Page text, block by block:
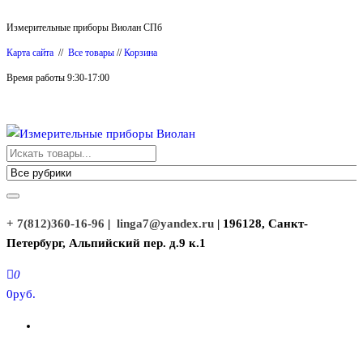
к
содержимому
Измерительные приборы Виолан СПб
Карта сайта // Все товары //Корзина
Время работы 9:30-17:00
Измерительные приборы Виолан
+ 7(812)360-16-96 | linga7@yandex.ru | 196128, Санкт-
Петербург, Альпийский пер. д.9 к.1
0
0руб.